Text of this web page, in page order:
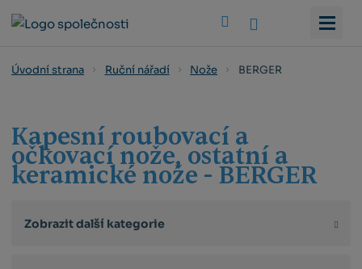
Úvodní strana Ruční nářadí Nože BERGER
Kapesní roubovací a
očkovací nože, ostatní a
keramické nože - BERGER
Zobrazit další kategorie